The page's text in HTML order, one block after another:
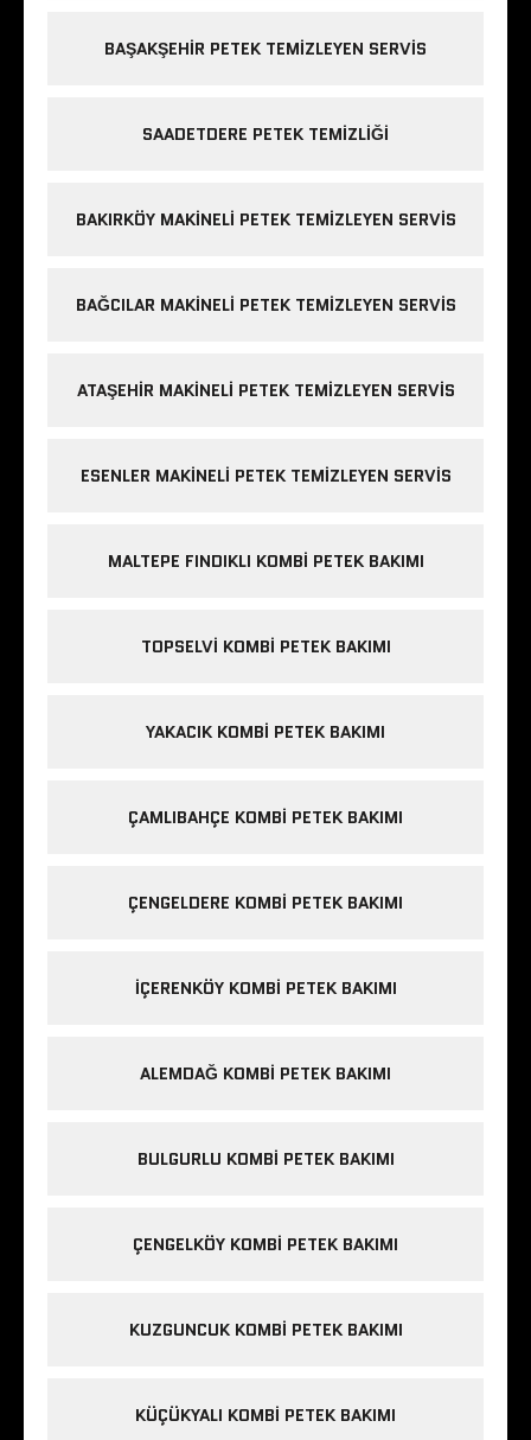
BAŞAKŞEHIR PETEK TEMIZLEYEN SERVIS
SAADETDERE PETEK TEMIZLIĞI
BAKIRKÖY MAKINELI PETEK TEMIZLEYEN SERVIS
BAĞCILAR MAKINELI PETEK TEMIZLEYEN SERVIS
ATAŞEHIR MAKINELI PETEK TEMIZLEYEN SERVIS
ESENLER MAKINELI PETEK TEMIZLEYEN SERVIS
MALTEPE FINDIKLI KOMBI PETEK BAKIMI
TOPSELVI KOMBI PETEK BAKIMI
YAKACIK KOMBI PETEK BAKIMI
ÇAMLIBAHÇE KOMBI PETEK BAKIMI
ÇENGELDERE KOMBI PETEK BAKIMI
IÇERENKÖY KOMBI PETEK BAKIMI
ALEMDAĞ KOMBI PETEK BAKIMI
BULGURLU KOMBI PETEK BAKIMI
ÇENGELKÖY KOMBI PETEK BAKIMI
KUZGUNCUK KOMBI PETEK BAKIMI
KÜÇÜKYALI KOMBI PETEK BAKIMI